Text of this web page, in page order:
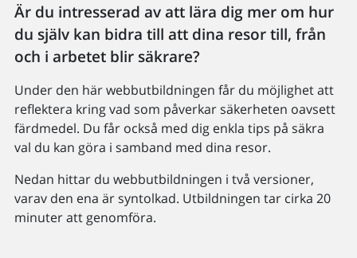
Är du intresserad av att lära dig mer om hur
du själv kan bidra till att dina resor till, från
och i arbetet blir säkrare?
Under den här webbutbildningen får du möjlighet att
reflektera kring vad som påverkar säkerheten oavsett
färdmedel. Du får också med dig enkla tips på säkra
val du kan göra i samband med dina resor.
Nedan hittar du webbutbildningen i två versioner,
varav den ena är syntolkad. Utbildningen tar cirka 20
minuter att genomföra.